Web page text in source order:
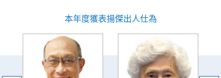
本年度獲表揚傑出人仕為